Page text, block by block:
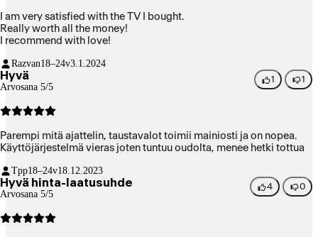
I am very satisfied with the TV I bought.
Really worth all the money!
I recommend with love!
Razvan18–24v3.1.2024
Hyvä
Arvosana 5/5
1 1
Parempi mitä ajattelin, taustavalot toimii mainiosti ja on nopea.
Käyttöjärjestelmä vieras joten tuntuu oudolta, menee hetki tottua
Tpp18–24v18.12.2023
Hyvä hinta-laatusuhde
Arvosana 5/5
4 0